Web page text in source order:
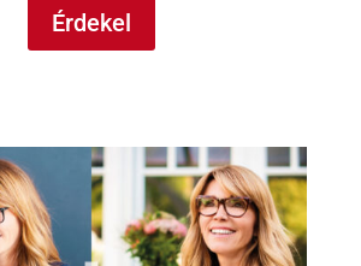
Érdekel